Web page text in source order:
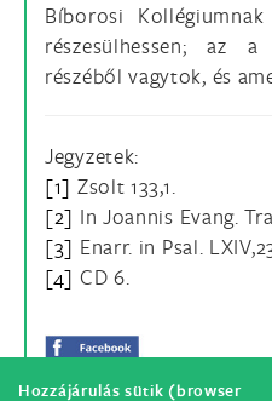
Hozzájárulás sütik (browser
Bíborosi
részesülhessen; az
részéből vagytok, és
Jegyzetek:
[1] Zsolt 133,1.
[2] In Joannis Evang.
[3] Enarr. in Psal.
[4] CD 6.